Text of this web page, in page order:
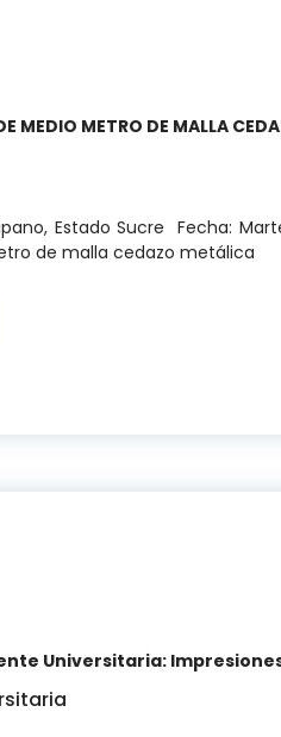
MEDIO METRO DE MALLA
Estado Sucre Fecha:
de malla cedazo metálica
ENTREGA DE
Universitaria: